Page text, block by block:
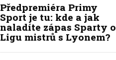
Předpremiéra Primy
Sport je tu: kde a jak
naladíte zápas Sparty o
Ligu mistrů s Lyonem?